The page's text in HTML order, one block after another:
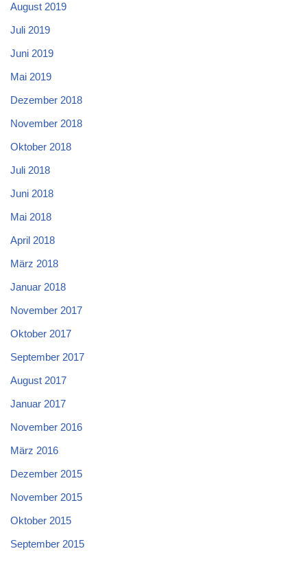
August 2019
Juli 2019
Juni 2019
Mai 2019
Dezember 2018
November 2018
Oktober 2018
Juli 2018
Juni 2018
Mai 2018
April 2018
März 2018
Januar 2018
November 2017
Oktober 2017
September 2017
August 2017
Januar 2017
November 2016
März 2016
Dezember 2015
November 2015
Oktober 2015
September 2015